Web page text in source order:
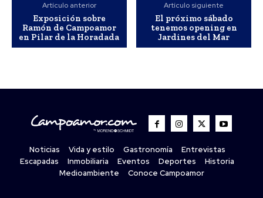
Artículo anterior
Exposición sobre
Ramón de Campoamor
en Pilar de la Horadada
Artículo siguiente
El próximo sábado
tenemos opening en
Jardines del Mar
Noticias Vida y estilo Gastronomía
Entrevistas
Escapadas
Inmobiliaria Eventos Deportes
Historia
Medioambiente
Conoce Campoamor